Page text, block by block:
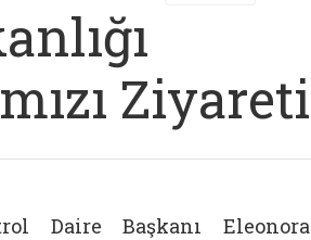
Ziyareti
Daire Başkanı Eleonora